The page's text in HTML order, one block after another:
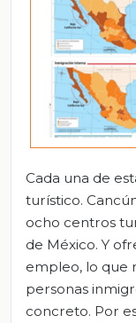
Cada una de
turístico.
ocho centros
de México. Y
empleo, lo que
personas
concreto. Por